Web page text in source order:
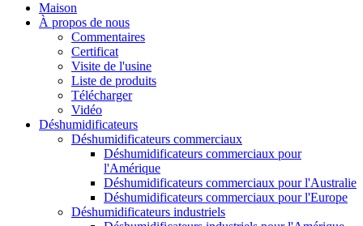
Maison
À propos de nous
Commentaires
Certificat
Visite de l'usine
Liste de produits
Télécharger
Vidéo
Déshumidificateurs
Déshumidificateurs commerciaux
Déshumidificateurs commerciaux pour
l'Amérique
Déshumidificateurs commerciaux pour l'Australie
Déshumidificateurs commerciaux pour l'Europe
Déshumidificateurs industriels